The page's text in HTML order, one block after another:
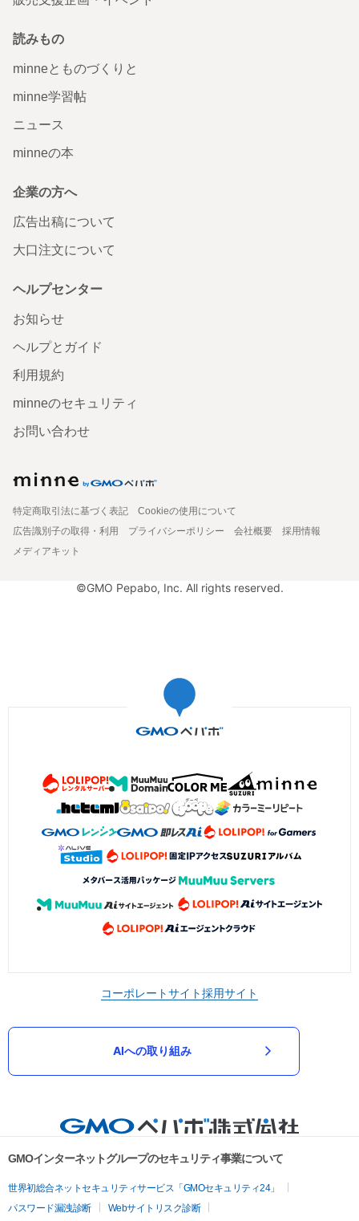
読みもの
minneとものづくりと
minne学習帖
ニュース
minneの本
企業の方へ
広告出稿について
大口注文について
ヘルプセンター
お知らせ
ヘルプとガイド
利用規約
minneのセキュリティ
お問い合わせ
特定商取引法に基づく表記
Cookieの使用について
広告識別子の取得・利用
プライバシーポリシー 会社概要
採用情報
メディアキット
©GMO Pepabo, Inc. All rights reserved.
コーポレートサイト採用サイト
AIへの取り組み
GMOインターネットグループのセキュリティ事業について
世界初総合ネットセキュリティサービス「GMOセキュリティ24」
パスワード漏洩診断
Webサイトリスク診断